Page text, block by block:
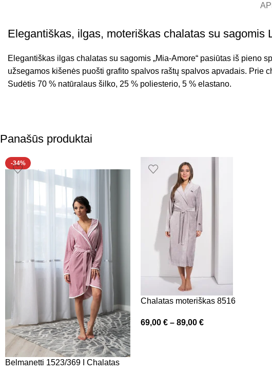
Elegantiškas, ilgas, moteriškas chalatas su sagomis
Elegantiškas ilgas chalatas su sagomis „Mia-Amore“ pasiūtas iš pieno
užsegamos kišenės puošti grafito spalvos raštų spalvos apvadais. Prie
Sudėtis 70 % natūralaus šilko, 25 % poliesterio, 5 % elastano.
Panašūs produktai
-34%
Belmanetti 1523/369 I Chalatas
Chalatas moteriškas 8516
69,00 € – 89,00 €